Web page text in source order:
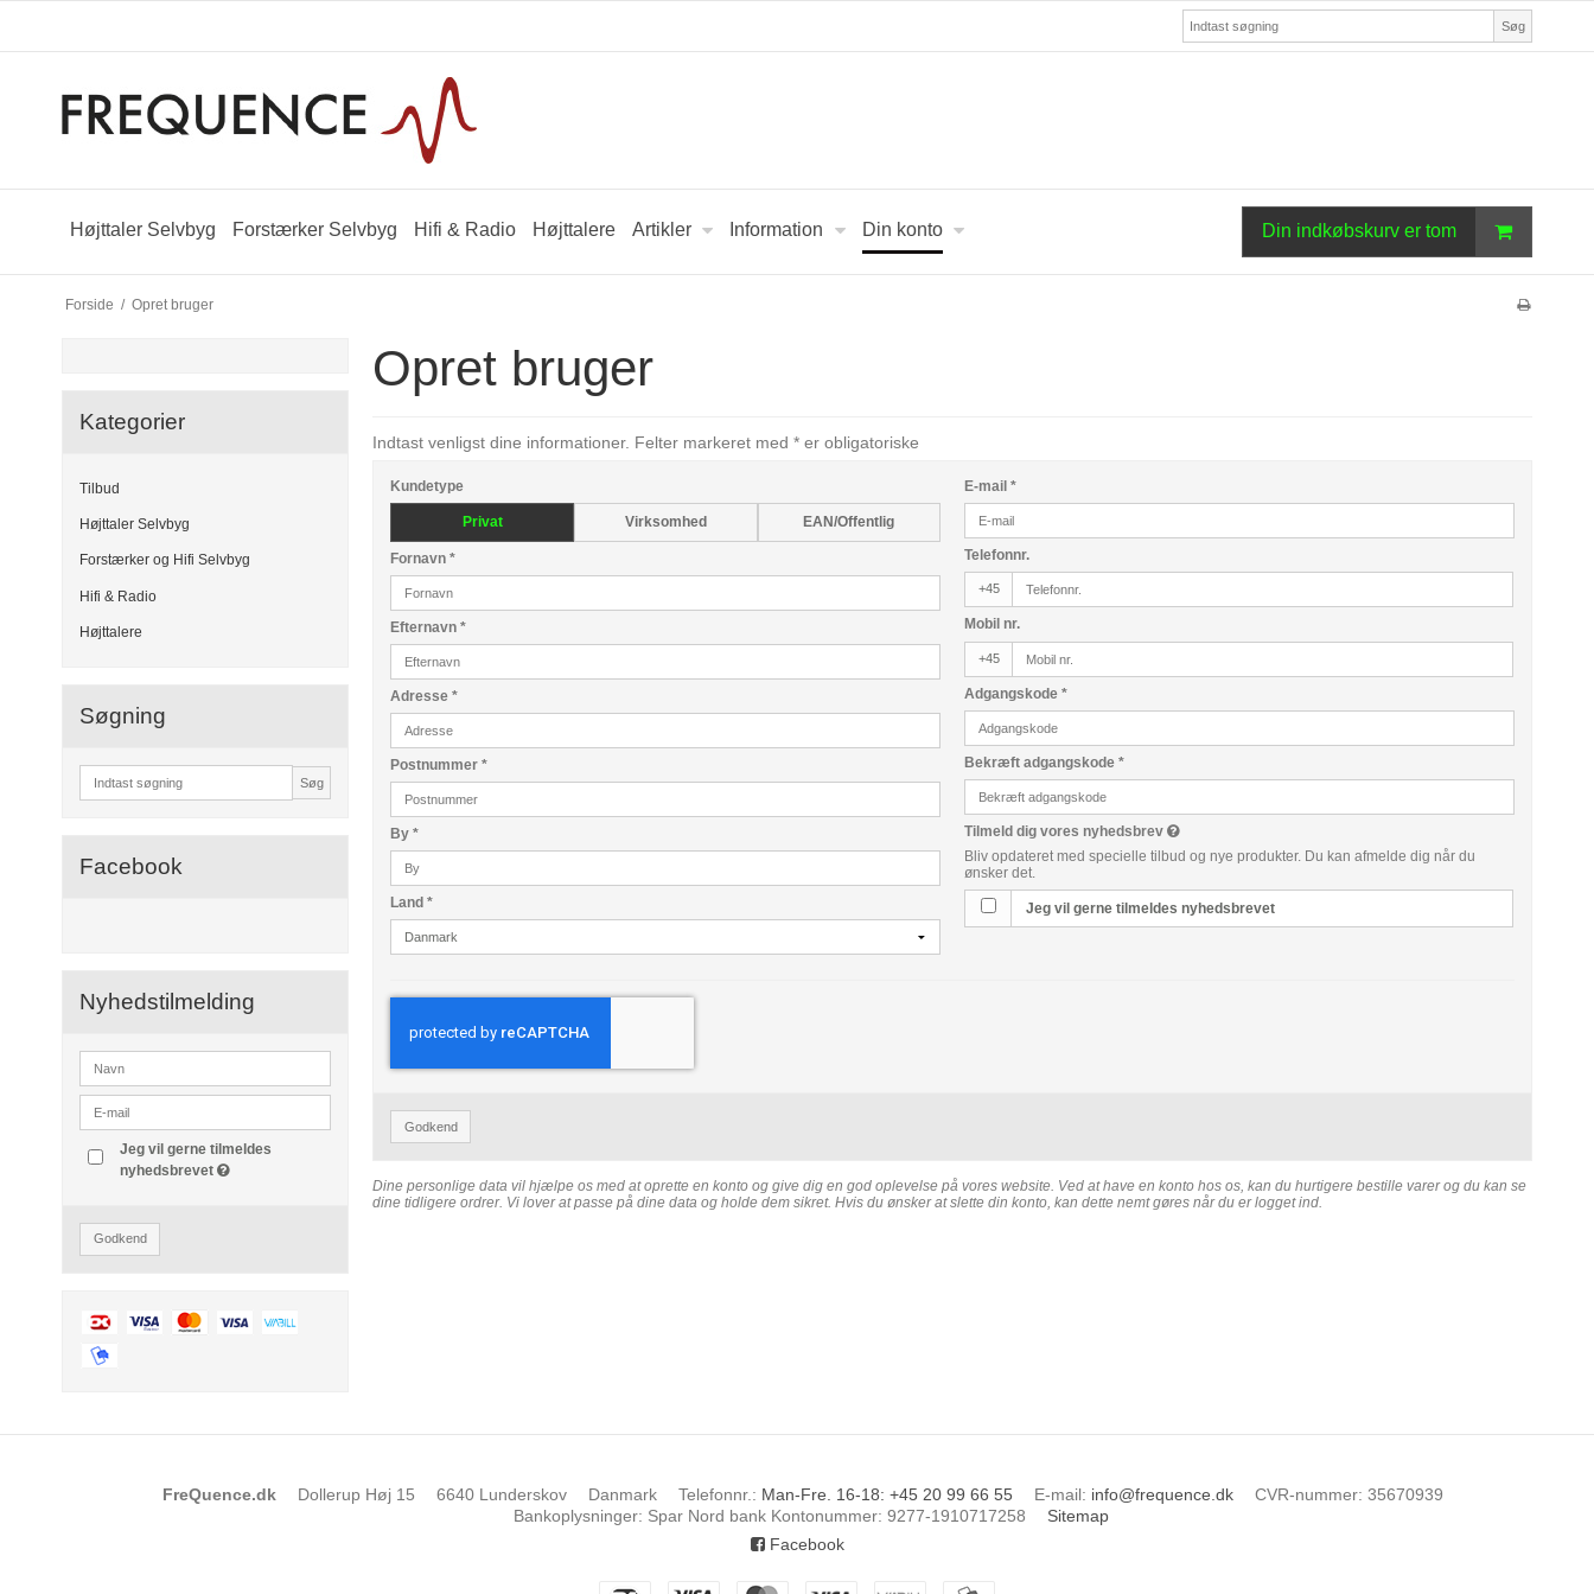
Søg
Højttaler Selvbyg Forstærker Selvbyg Hifi & Radio Højttalere Artikler Information Din konto Din indkøbskurv er tom
Forside / Opret bruger
Kategorier
Tilbud
Højttaler Selvbyg
Forstærker og Hifi Selvbyg
Hifi & Radio
Højttalere
Søgning
Søg
Facebook
Nyhedstilmelding
Jeg vil gerne tilmeldes
nyhedsbrevet
Godkend
Opret bruger
Indtast venligst dine informationer. Felter markeret med * er obligatoriske
Kundetype
Privat Virksomhed EAN/Offentlig
Fornavn*
Efternavn*
Adresse*
Postnummer*
By*
Land*
E-mail*
Telefonnr.
+45
Mobil nr.
+45
Adgangskode*
Bekræft adgangskode*
Tilmeld dig vores nyhedsbrev
Bliv opdateret med specielle tilbud og nye produkter. Du kan afmelde dig når du
ønsker det.
Jeg vil gerne tilmeldes nyhedsbrevet
Godkend
Dine personlige data vil hjælpe os med at oprette en konto og give dig en god oplevelse på vores website. Ved at have en konto hos os, kan du hurtigere bestille varer og du kan se
dine tidligere ordrer. Vi lover at passe på dine data og holde dem sikret. Hvis du ønsker at slette din konto, kan dette nemt gøres når du er logget ind.
FreQuence.dk Dollerup Høj 15 6640 Lunderskov Danmark Telefonnr.: Man-Fre. 16-18: +45 20 99 66 55 E-mail: info@frequence.dk CVR-nummer: 35670939
Bankoplysninger: Spar Nord bank Kontonummer: 9277-1910717258
Sitemap
Facebook